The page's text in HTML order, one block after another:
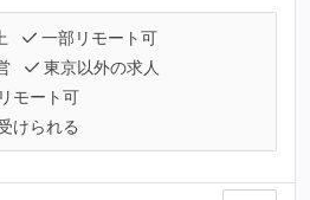
一部リモート可
東京以外の求人
モート可
けられる